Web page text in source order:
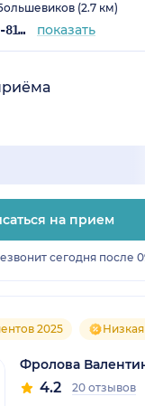
(2.7 км)
+7 (812) 509-81-68 показать
на прием
сегодня после
2025
Фролова
4.2 20 отзывов